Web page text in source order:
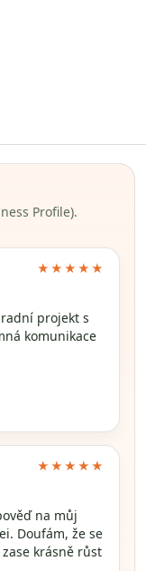
Profile).
★★★★★
projekt s
komunikace
★★★★★
na můj
Doufám, že se
krásně růst